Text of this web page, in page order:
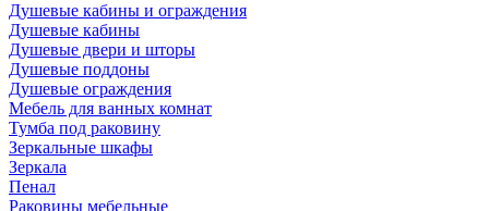
Душевые кабины и ограждения
Душевые кабины
Душевые двери и шторы
Душевые поддоны
Душевые ограждения
Мебель для ванных комнат
Тумба под раковину
Зеркальные шкафы
Зеркала
Пенал
Раковины мебельные